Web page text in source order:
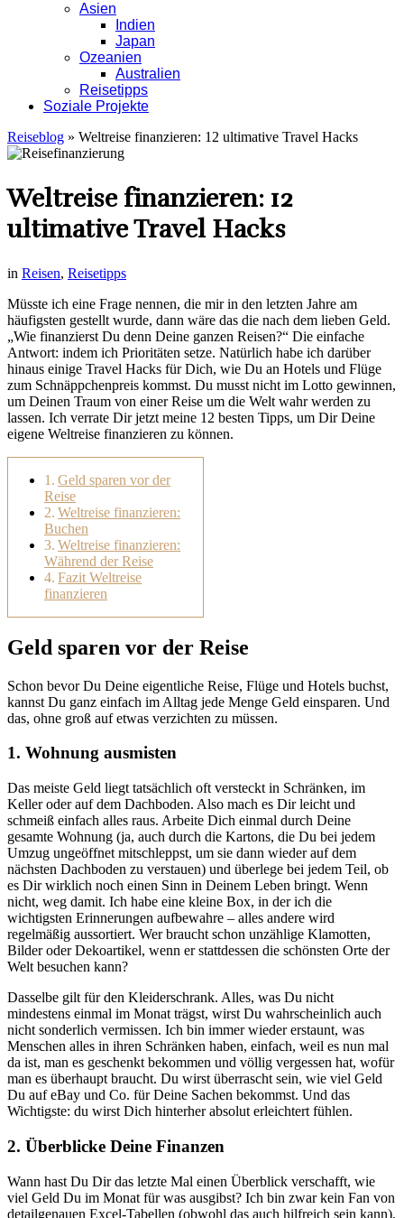
Asien
Indien
Japan
Ozeanien
Australien
Reisetipps
Soziale Projekte
Reiseblog » Weltreise finanzieren: 12 ultimative Travel Hacks
Weltreise finanzieren: 12
ultimative Travel Hacks
in Reisen, Reisetipps
Müsste ich eine Frage nennen, die mir in den letzten Jahre am
häufigsten gestellt wurde, dann wäre das die nach dem lieben Geld.
„Wie finanzierst Du denn Deine ganzen Reisen?“ Die einfache
Antwort: indem ich Prioritäten setze. Natürlich habe ich darüber
hinaus einige Travel Hacks für Dich, wie Du an Hotels und Flüge
zum Schnäppchenpreis kommst. Du musst nicht im Lotto gewinnen,
um Deinen Traum von einer Reise um die Welt wahr werden zu
lassen. Ich verrate Dir jetzt meine 12 besten Tipps, um Dir Deine
eigene Weltreise finanzieren zu können.
Geld sparen vor der
Reise
Weltreise finanzieren:
Buchen
Weltreise finanzieren:
Während der Reise
Fazit Weltreise
finanzieren
Geld sparen vor der Reise
Schon bevor Du Deine eigentliche Reise, Flüge und Hotels buchst,
kannst Du ganz einfach im Alltag jede Menge Geld einsparen. Und
das, ohne groß auf etwas verzichten zu müssen.
1. Wohnung ausmisten
Das meiste Geld liegt tatsächlich oft versteckt in Schränken, im
Keller oder auf dem Dachboden. Also mach es Dir leicht und
schmeiß einfach alles raus. Arbeite Dich einmal durch Deine
gesamte Wohnung (ja, auch durch die Kartons, die Du bei jedem
Umzug ungeöffnet mitschleppst, um sie dann wieder auf dem
nächsten Dachboden zu verstauen) und überlege bei jedem Teil, ob
es Dir wirklich noch einen Sinn in Deinem Leben bringt. Wenn
nicht, weg damit. Ich habe eine kleine Box, in der ich die
wichtigsten Erinnerungen aufbewahre – alles andere wird
regelmäßig aussortiert. Wer braucht schon unzählige Klamotten,
Bilder oder Dekoartikel, wenn er stattdessen die schönsten Orte der
Welt besuchen kann?
Dasselbe gilt für den Kleiderschrank. Alles, was Du nicht
mindestens einmal im Monat trägst, wirst Du wahrscheinlich auch
nicht sonderlich vermissen. Ich bin immer wieder erstaunt, was
Menschen alles in ihren Schränken haben, einfach, weil es nun mal
da ist, man es geschenkt bekommen und völlig vergessen hat, wofür
man es überhaupt braucht. Du wirst überrascht sein, wie viel Geld
Du auf eBay und Co. für Deine Sachen bekommst. Und das
Wichtigste: du wirst Dich hinterher absolut erleichtert fühlen.
2. Überblicke Deine Finanzen
Wann hast Du Dir das letzte Mal einen Überblick verschafft, wie
viel Geld Du im Monat für was ausgibst? Ich bin zwar kein Fan von
detailgenauen Excel-Tabellen (obwohl das auch hilfreich sein kann),